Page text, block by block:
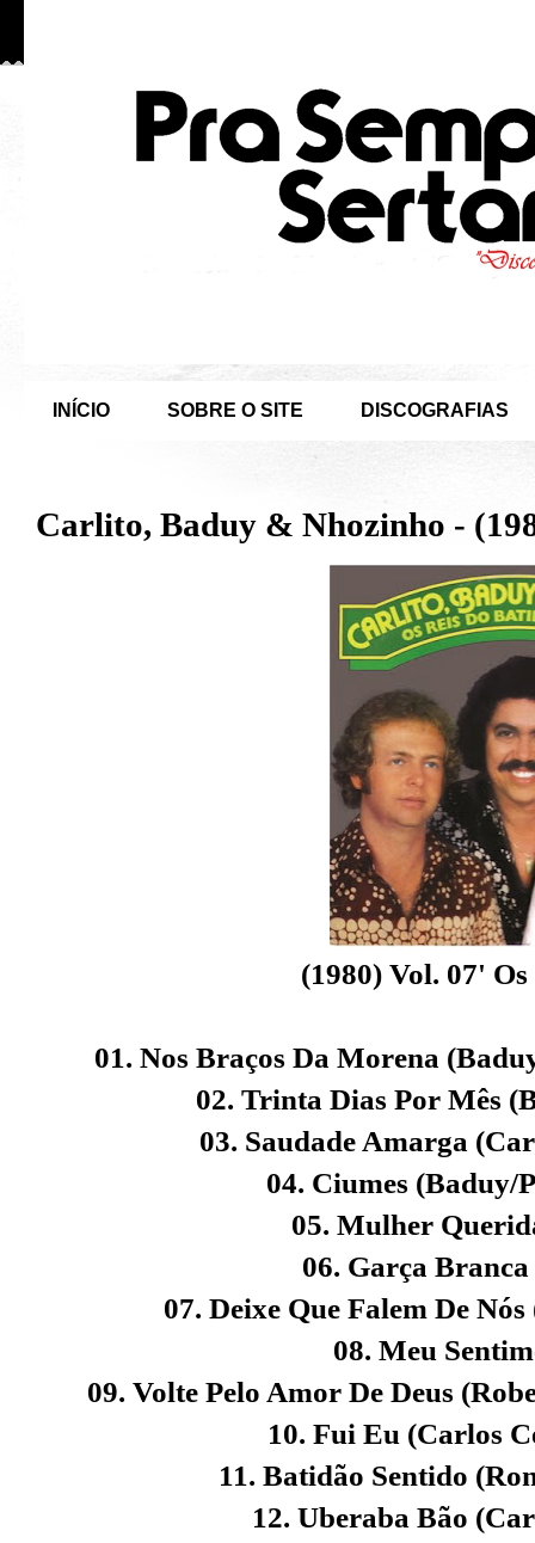
INÍCIO SOBRE O SITE DISCOGRAFIAS
Carlito, Baduy & Nhozinho -
(1980) Vol. 07'
01. Nos Braços Da Morena
02. Trinta Dias Por Mês
03. Saudade Amarga
04. Ciumes (Baduy/
05. Mulher
06. Garça
07. Deixe Que Falem De
08. Meu
09. Volte Pelo Amor De Deus
10. Fui Eu (Carlos
11. Batidão Sentido
12. Uberaba Bão